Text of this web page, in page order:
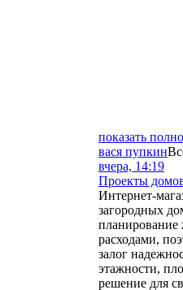
показать
вася пупкин
вчера, 14:19
Проекты
Интернет-
загородных
планирование
расходами,
залог
этажности,
решение для